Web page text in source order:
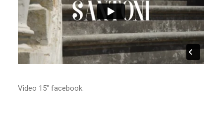
Video 15″ facebook.